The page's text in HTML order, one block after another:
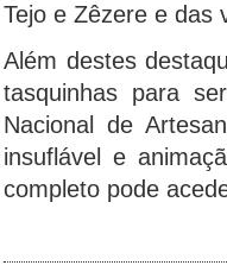
Tejo e Zêzere e das
Além destes
tasquinhas para
Nacional de
insuflável e
completo pode